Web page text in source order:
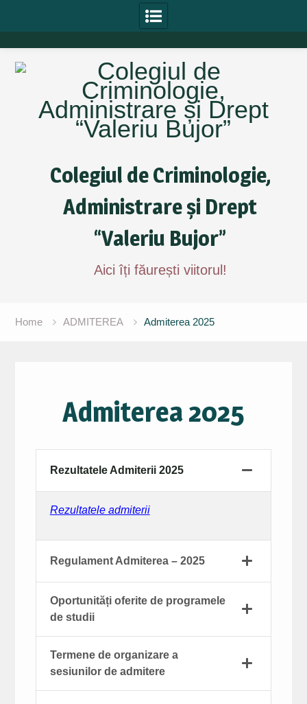
Colegiul de Criminologie,
Administrare și Drept
“Valeriu Bujor”
Aici îți făurești viitorul!
Home ADMITEREA Admiterea 2025
Admiterea 2025
Rezultatele Admiterii 2025
Rezultatele admiterii
Regulament Admiterea – 2025
Oportunități oferite de programele
de studii
Termene de organizare a
sesiunilor de admitere